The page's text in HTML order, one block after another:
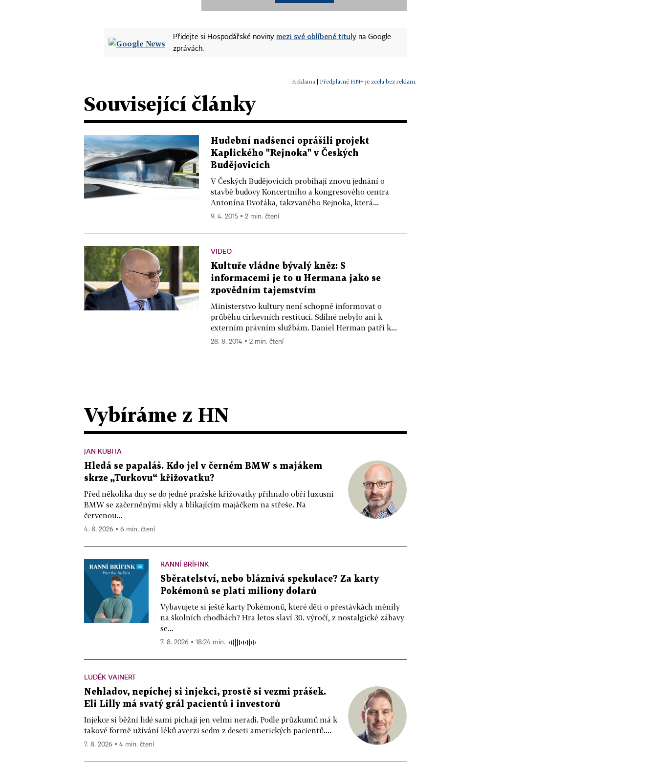
Přidejte si Hospodářské noviny mezi své oblíbené tituly na Google
zprávách.
| Předplatné HN+ je zcela bez reklam.
Související články
Hudební nadšenci oprášili projekt
Kaplického "Rejnoka" v Českých
Budějovicích
V Českých Budějovicích probíhají znovu jednání o
stavbě budovy Koncertního a kongresového centra
Antonína Dvořáka, takzvaného Rejnoka, která...
9. 4. 2015 ▪ 2 min. čtení
VIDEO
Kultuře vládne bývalý kněz: S
informacemi je to u Hermana jako se
zpovědním tajemstvím
Ministerstvo kultury není schopné informovat o
průběhu církevních restitucí. Sdílné nebylo ani k
externím právním službám. Daniel Herman patří k...
28. 8. 2014 ▪ 2 min. čtení
Vybíráme z HN
JAN KUBITA
Hledá se papaláš. Kdo jel v černém BMW s majákem
skrze „Turkovu“ křižovatku?
Před několika dny se do jedné pražské křižovatky přihnalo obří luxusní
BMW se začerněnými skly a blikajícím majáčkem na střeše. Na
červenou...
4. 8. 2026 ▪ 6 min. čtení
RANNÍ BRÍFINK
Sběratelství, nebo bláznivá spekulace? Za karty
Pokémonů se platí miliony dolarů
Vybavujete si ještě karty Pokémonů, které děti o přestávkách měnily
na školních chodbách? Hra letos slaví 30. výročí, z nostalgické zábavy
se...
7. 8. 2026 ▪ 18:24 min.
LUDĚK VAINERT
Nehladov, nepíchej si injekci, prostě si vezmi prášek.
Eli Lilly má svatý grál pacientů i investorů
Injekce si běžní lidé sami píchají jen velmi neradi. Podle průzkumů má k
takové formě užívání léků averzi sedm z deseti amerických pacientů....
7. 8. 2026 ▪ 4 min. čtení